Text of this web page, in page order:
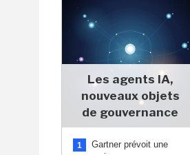
Les agents IA,
nouveaux objets
de gouvernance
1
Gartner prévoit une